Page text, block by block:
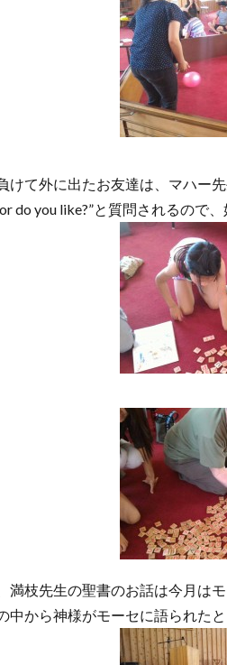
けて外に出たお友達は、マハー先
do you like?”と質問されるので
満枝先生の聖書のお話は今月は
中から神様がモーセに語られたと